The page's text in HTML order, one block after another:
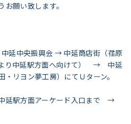
願い致します。
延中央振興会 → 中延商店街（荏原
より中延駅方面へ向けて） → 中延
リヨン夢工房）にてＵターン。
延駅方面アーケード入口まで →